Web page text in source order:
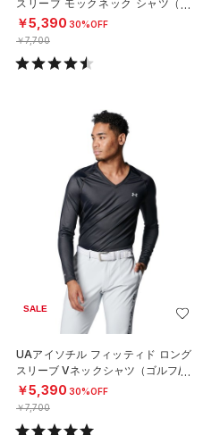
スリーブ モックネック シャツ（ゴ
ルフ/MEN）
￥5,390 30%OFF
￥7,700
SALE
UAアイソチル フィッティド ロング
スリーブ Vネックシャツ（ゴルフ/M
EN）
￥5,390 30%OFF
￥7,700